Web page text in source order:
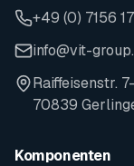
+49 (0) 7156
info@vit-
Raiffeisenstr.
70839
Komponenten